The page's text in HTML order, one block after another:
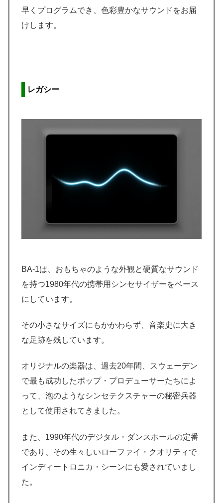
早くプログラムでき、色彩豊かなサウンドをお届
けします。
レガシー
BA-1は、おもちゃのような外観と硬質なサウンド
を持つ1980年代の携帯用シンセサイザーをベース
にしています。
その小さなサイズにもかかわらず、音楽史に大き
な足跡を残しています。
オリジナルの楽器は、過去20年間、スウェーデン
で最も成功したポップ・プロデューサーたちによ
って、泡のようなシンセテクスチャーの秘密兵器
として使用されてきました。
また、1990年代のデジタル・ダンスホールの定番
であり、その生々しいローファイ・クオリティで
インディートロニカ・シーンにも愛されていまし
た。